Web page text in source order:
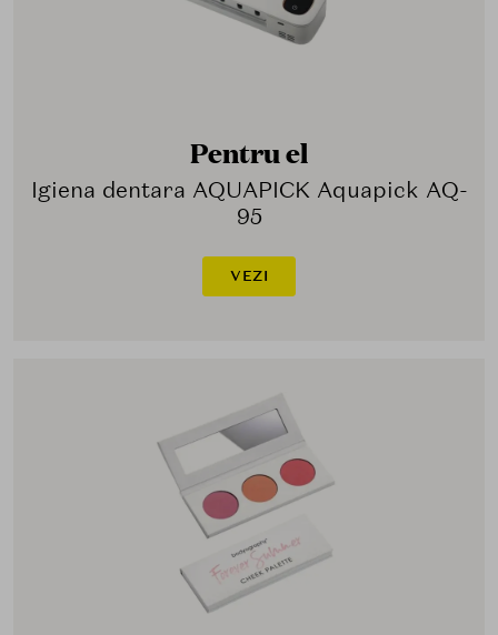
Pentru el
Igiena dentara AQUAPICK Aquapick AQ-
95
VEZI